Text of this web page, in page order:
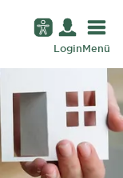
LoginMenü